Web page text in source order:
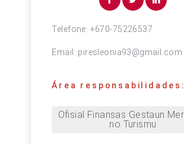
Telefone: +670-75226537
Email: piresleonia93@gmail.com
Área responsabilidades:
Ofisial Finansas Gestaun
no Turismu